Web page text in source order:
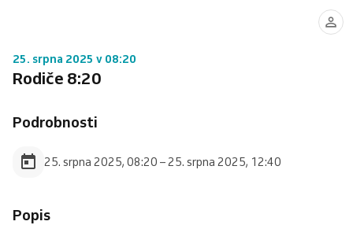
25. srpna 2025 v 08:20
Rodiče 8:20
Podrobnosti
25. srpna 2025, 08:20 – 25. srpna 2025, 12:40
Popis